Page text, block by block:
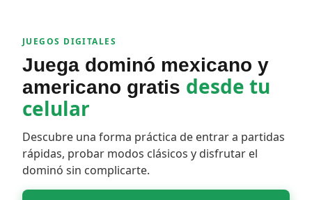
JUEGOS DIGITALES
Juega dominó mexicano y
americano gratis desde tu
celular
Descubre una forma práctica de entrar a partidas
rápidas, probar modos clásicos y disfrutar el
dominó sin complicarte.